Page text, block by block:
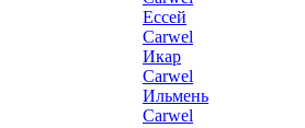
Ессей
Carwel
Икар
Carwel
Ильмень
Carwel